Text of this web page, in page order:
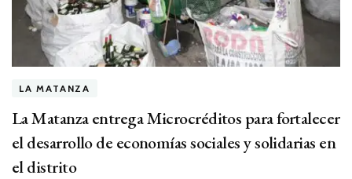
LA MATANZA
La Matanza entrega Microcréditos para fortalecer
el desarrollo de economías sociales y solidarias en
el distrito